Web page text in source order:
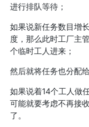
进行排队等待；
如果说新任务数目增
度，那么此时工厂主
个临时工人进来；
然后就将任务也分配
如果说着14个工人做
可能就要考虑不再接
了。